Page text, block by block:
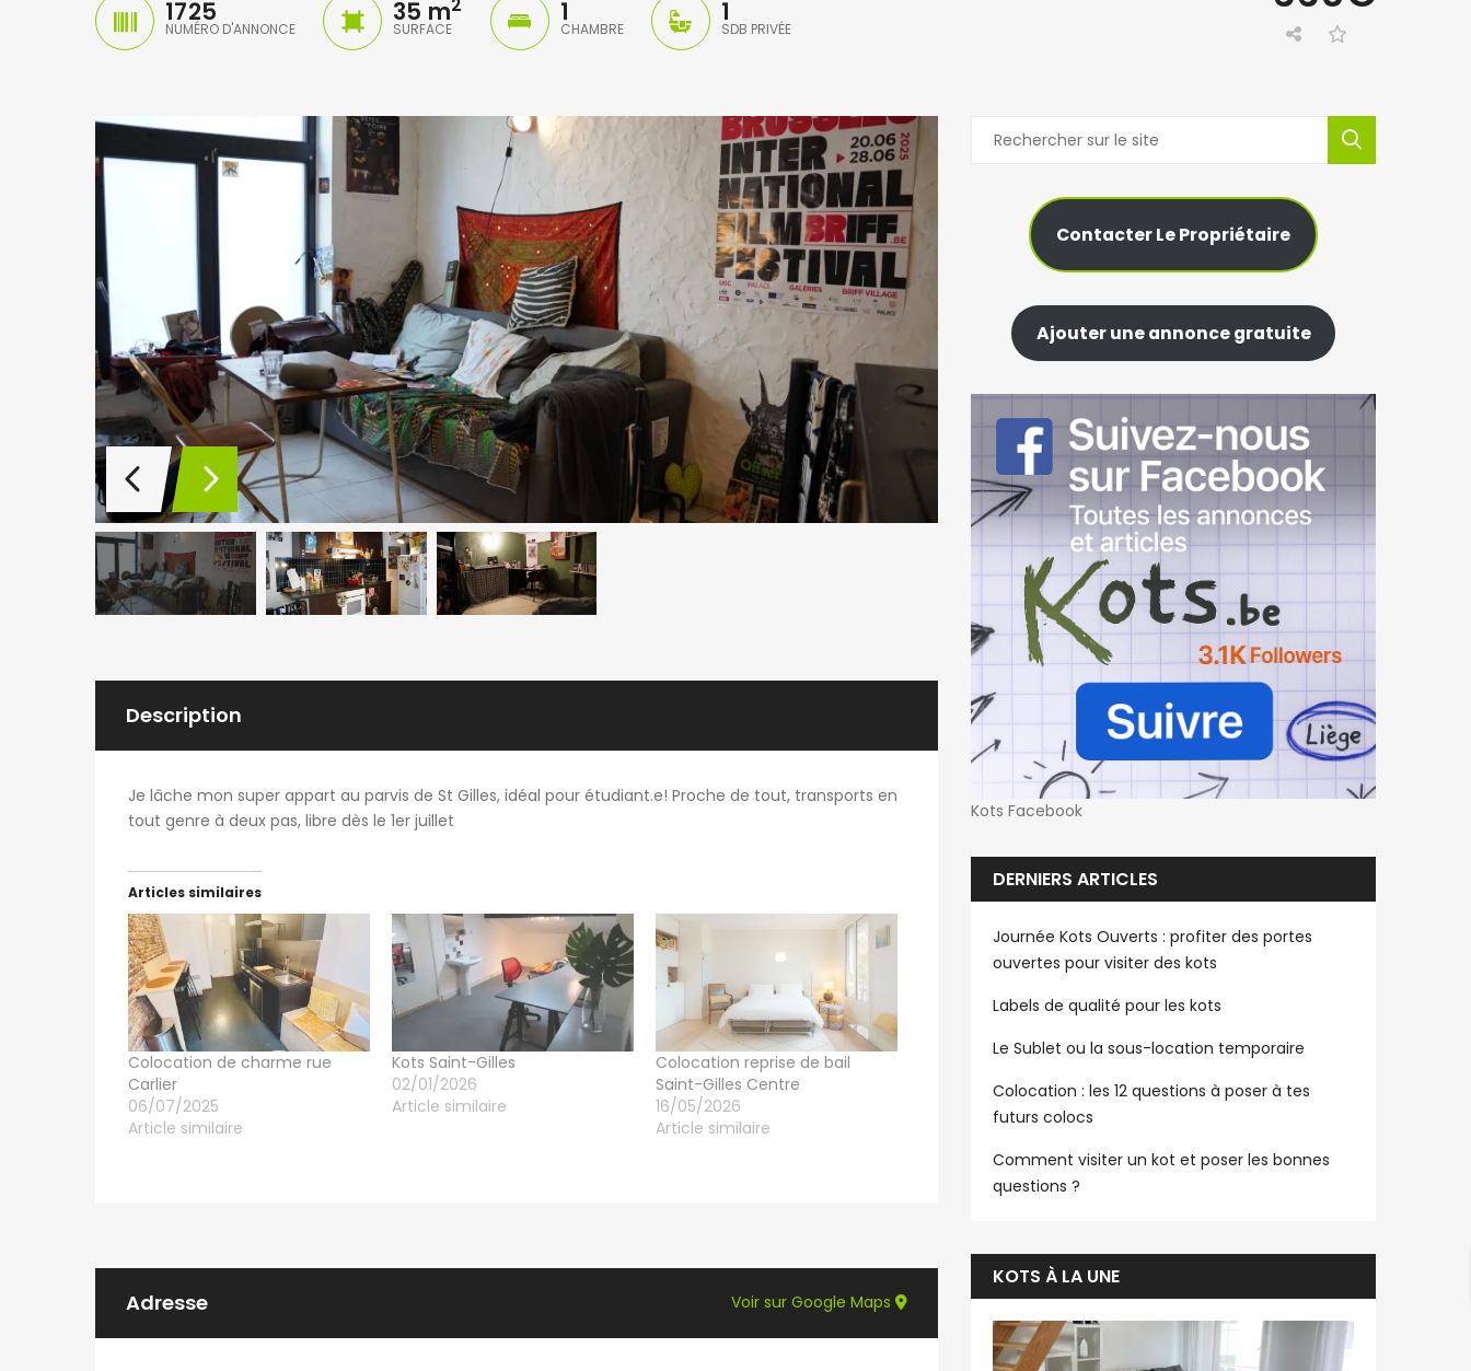
1725
NUMÉRO D'ANNONCE
35 m2
SURFACE
1
CHAMBRE
1
SDB PRIVÉE
Description
Je lâche mon super appart au parvis de St Gilles, idéal pour étudiant.e! Proche de tout, transports en
tout genre à deux pas, libre dès le 1er juillet
Articles similaires
Colocation de charme rue
Carlier
06/07/2025
Article similaire
Kots Saint-Gilles
02/01/2026
Article similaire
​Colocation reprise de bail
Saint-Gilles Centre
16/05/2026
Article similaire
Adresse Voir sur Google Maps
Contacter Le Propriétaire
Ajouter une annonce gratuite
Kots Facebook
DERNIERS ARTICLES
Journée Kots Ouverts : profiter des portes
ouvertes pour visiter des kots
Labels de qualité pour les kots
Le Sublet ou la sous-location temporaire
Colocation : les 12 questions à poser à tes
futurs colocs
Comment visiter un kot et poser les bonnes
questions ?
KOTS À LA UNE